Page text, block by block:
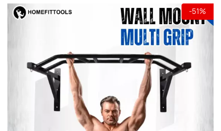
-51%